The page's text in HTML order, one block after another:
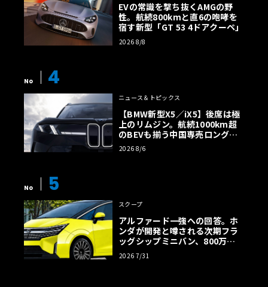
EVの常識を撃ち抜くAMGの野
性。航続800kmと直6の咆哮を
宿す新型「GT 53 4ドアクーペ」
2026 8/8
No 4
ニュース＆トピックス
【BMW新型X5／iX5】後席は極
上のリムジン。航続1000km超
のBEVも揃う中国専売ロング仕
様の全貌
2026 8/6
No 5
スクープ
アルファード一強への回答。ホ
ンダが開発と噂される次期フラ
ッグシップミニバン、800万円
超の勝算【予想CG】
2026 7/31